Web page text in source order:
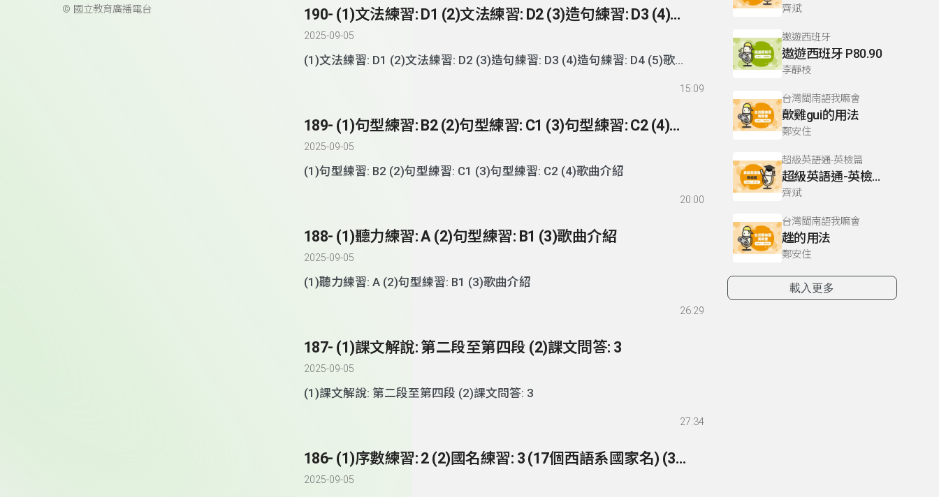
© 國立教育廣播電台 190- (1)文法練習: D1 (2)文法練習: D2 (3)造句練習: D3 (4)造句練習: D4 (5)歌曲介紹
2025-09-05
(1)文法練習: D1 (2)文法練習: D2 (3)造句練習: D3 (4)造句練習: D4 (5)歌曲
15:09
189- (1)句型練習: B2 (2)句型練習: C1 (3)句型練習: C2 (4)歌曲介紹
2025-09-05
(1)句型練習: B2 (2)句型練習: C1 (3)句型練習: C2 (4)歌曲介紹
20:00
188- (1)聽力練習: A (2)句型練習: B1 (3)歌曲介紹
2025-09-05
(1)聽力練習: A (2)句型練習: B1 (3)歌曲介紹
26:29
187- (1)課文解說: 第二段至第四段 (2)課文問答: 3
2025-09-05
(1)課文解說: 第二段至第四段 (2)課文問答: 3
27:34
186- (1)序數練習: 2 (2)國名練習: 3 (17個西語系國家名) (3)食譜解說: tortilla de patatas (4)課文解說: 第一段
2025-09-05
齊斌
遨遊西班牙
遨遊西班牙 P80.90
李靜枝
台灣閩南語我嘛會
歕雞gui的用法
鄭安住
超級英語通-英檢篇
超級英語通-英檢篇 035 Weekend Trip- 週末旅遊
齊斌
台灣閩南語我嘛會
趖的用法
鄭安住
載入更多